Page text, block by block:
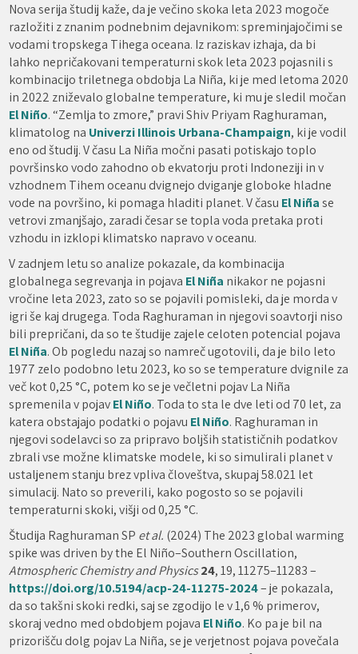
Nova serija študij kaže, da je večino skoka leta 2023 mogoče
razložiti z znanim podnebnim dejavnikom: spreminjajočimi se
vodami tropskega Tihega oceana. Iz raziskav izhaja, da bi
lahko nepričakovani temperaturni skok leta 2023 pojasnili s
kombinacijo triletnega obdobja La Niña, ki je med letoma 2020
in 2022 zniževalo globalne temperature, ki mu je sledil močan
El Niño. “Zemlja to zmore,” pravi Shiv Priyam Raghuraman,
klimatolog na Univerzi Illinois Urbana-Champaign, ki je vodil
eno od študij. V času La Niña močni pasati potiskajo toplo
površinsko vodo zahodno ob ekvatorju proti Indoneziji in v
vzhodnem Tihem oceanu dvignejo dviganje globoke hladne
vode na površino, ki pomaga hladiti planet. V času El Niñase
vetrovi zmanjšajo, zaradi česar se topla voda pretaka proti
vzhodu in izklopi klimatsko napravo v oceanu.
V zadnjem letu so analize pokazale, da kombinacija
globalnega segrevanja in pojava El Niña nikakor ne pojasni
vročine leta 2023, zato so se pojavili pomisleki, da je morda v
igri še kaj drugega. Toda Raghuraman in njegovi soavtorji niso
bili prepričani, da so te študije zajele celoten potencial pojava
El Niña. Ob pogledu nazaj so namreč ugotovili, da je bilo leto
1977 zelo podobno letu 2023, ko so se temperature dvignile za
več kot 0,25 °C, potem ko se je večletni pojav La Niña
spremenila v pojavEl Niño. Toda to sta le dve leti od 70 let, za
katera obstajajo podatki o pojavu El Niño. Raghuraman in
njegovi sodelavci so za pripravo boljših statističnih podatkov
zbrali vse možne klimatske modele, ki so simulirali planet v
ustaljenem stanju brez vpliva človeštva, skupaj 58.021 let
simulacij. Nato so preverili, kako pogosto so se pojavili
temperaturni skoki, višji od 0,25 °C.
Študija Raghuraman SP et al. (2024) The 2023 global warming
spike was driven by the El Niño–Southern Oscillation,
Atmospheric Chemistry and Physics24, 19, 11275–11283 –
https://doi.org/10.5194/acp-24-11275-2024– je pokazala,
da so takšni skoki redki, saj se zgodijo le v 1,6 % primerov,
skoraj vedno med obdobjem pojava El Niño. Ko pa je bil na
prizorišču dolg pojav La Niña, se je verjetnost pojava povečala